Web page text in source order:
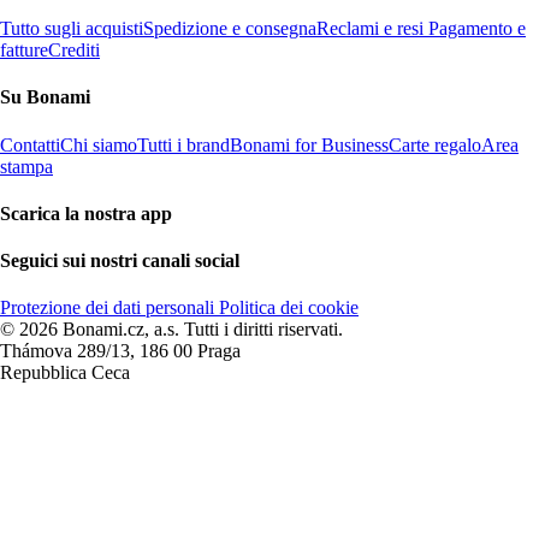
Tutto sugli acquistiSpedizione e consegnaReclami e resi Pagamento e
fattureCrediti
Su Bonami
ContattiChi siamoTutti i brandBonami for BusinessCarte regaloArea
stampa
Scarica la nostra app
Seguici sui nostri canali social
Protezione dei dati personali Politica dei cookie
© 2026 Bonami.cz, a.s. Tutti i diritti riservati.
Thámova 289/13, 186 00 Praga
Repubblica Ceca